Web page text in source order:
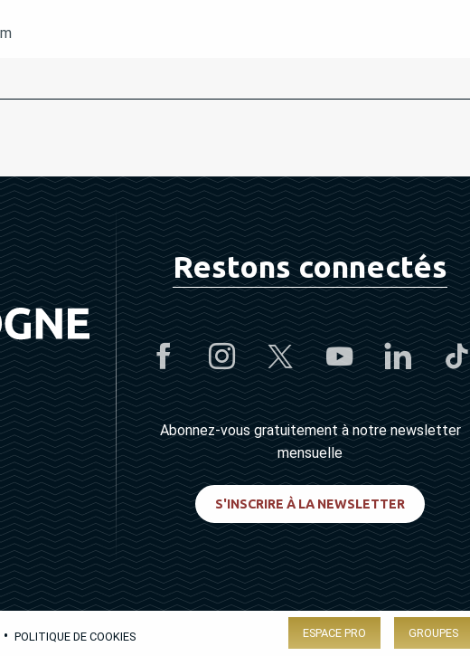
Restons connectés
Abonnez-vous gratuitement à notre newsletter
mensuelle
S'INSCRIRE À LA NEWSLETTER
• POLITIQUE DE COOKIES ESPACE PRO GROUPES